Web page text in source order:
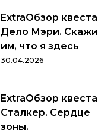
ExtraОбзор квеста
Дело Мэри. Скажи
им, что я здесь
30.04.2026
ExtraОбзор квеста
Сталкер. Сердце
зоны.